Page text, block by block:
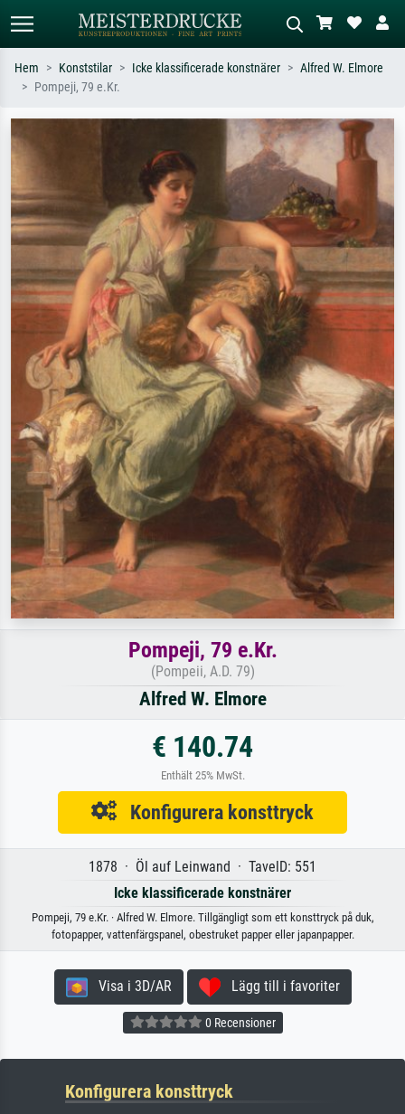
t.ex. Monet, Stjärnenatt,
impressionism, Hokusai-våg, naken.
Beskriv scenen – t.ex. grön äng,
abstrakt med mycket rött, mörk
oljemålning, stående naken bredvid ett
träd.
Hem Konststilar Icke klassificerade konstnärer
Alfred W. Elmore
Pompeji, 79 e.Kr.
Pompeji, 79 e.Kr.
(Pompeii, A.D. 79)
Alfred W. Elmore
€ 140.74
Enthält 25% MwSt.
Konfigurera konsttryck
1878 · Öl auf Leinwand · TavelD: 551
Icke klassificerade konstnärer
Pompeji, 79 e.Kr. · Alfred W. Elmore. Tillgängligt som ett konsttryck på duk,
fotopapper, vattenfärgspanel, obestruket papper eller japanpapper.
Visa i 3D/AR Lägg till i favoriter
0 Recensioner
Konfigurera konsttryck